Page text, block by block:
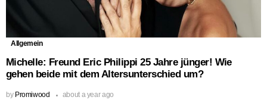
Allgemein
Michelle: Freund Eric Philippi 25 Jahre jünger! Wie
gehen beide mit dem Altersunterschied um?
by Promiwood about a year ago